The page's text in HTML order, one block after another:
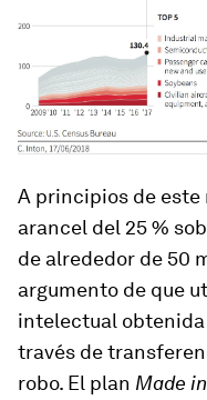
A principios de este
arancel del 25 %
de alrededor de 50
argumento de que
intelectual
través de
robo. El plan Made